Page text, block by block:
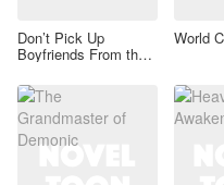
Don’t Pick Up
Boyfriends From the
World